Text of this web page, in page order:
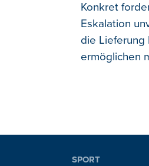
Konkret
Eskalation
die Lieferung
ermöglichen
SPORT